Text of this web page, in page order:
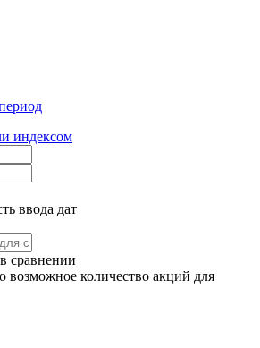
индексом
ввода дат
сравнении
возможное количество акций для